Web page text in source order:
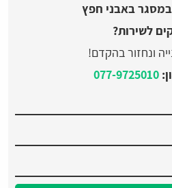
במסגר באבני חפץ
לשירות?
ונחזור בהקדם!
077-9725010